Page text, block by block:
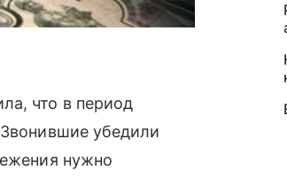
что в период
убедили
нужно